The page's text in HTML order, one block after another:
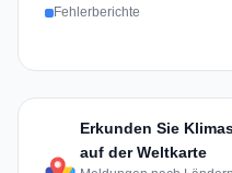
Fehlerberichte
Erkunden Sie
auf der Weltkarte